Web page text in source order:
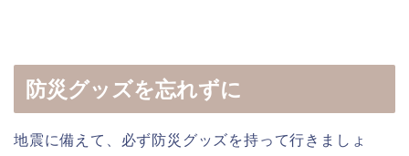
防災グッズを忘れずに
地震に備えて、必ず防災グッズを持って行きましょ